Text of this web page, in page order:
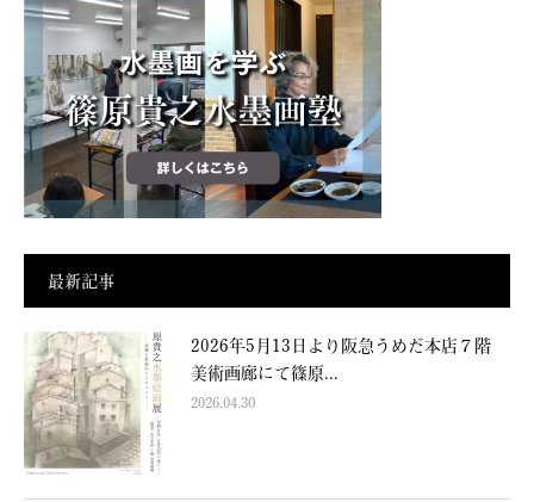
最新記事
2026年5月13日より阪急うめだ本店７階
美術画廊にて篠原...
2026.04.30